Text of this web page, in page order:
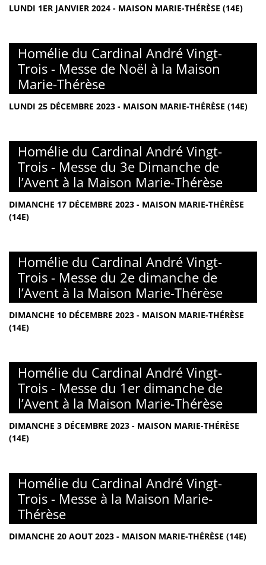
LUNDI 1ER JANVIER 2024 - MAISON MARIE-THÉRÈSE (14E)
Homélie du Cardinal André Vingt-
Trois - Messe de Noël à la Maison
Marie-Thérèse
LUNDI 25 DÉCEMBRE 2023 - MAISON MARIE-THÉRÈSE (14E)
Homélie du Cardinal André Vingt-
Trois - Messe du 3e Dimanche de
l’Avent à la Maison Marie-Thérèse
DIMANCHE 17 DÉCEMBRE 2023 - MAISON MARIE-THÉRÈSE
(14E)
Homélie du Cardinal André Vingt-
Trois - Messe du 2e dimanche de
l’Avent à la Maison Marie-Thérèse
DIMANCHE 10 DÉCEMBRE 2023 - MAISON MARIE-THÉRÈSE
(14E)
Homélie du Cardinal André Vingt-
Trois - Messe du 1er dimanche de
l’Avent à la Maison Marie-Thérèse
DIMANCHE 3 DÉCEMBRE 2023 - MAISON MARIE-THÉRÈSE
(14E)
Homélie du Cardinal André Vingt-
Trois - Messe à la Maison Marie-
Thérèse
DIMANCHE 20 AOUT 2023 - MAISON MARIE-THÉRÈSE (14E)